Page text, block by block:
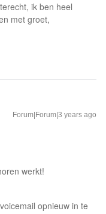
ik ben heel
met groet,
Forum|Forum|3 years ago
werkt!
opnieuw in te